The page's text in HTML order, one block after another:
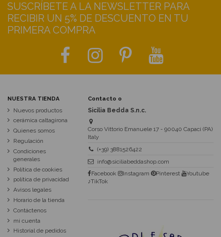
SUSCRÍBETE A LA NEWSLETTER PARA
RECIBIR UN 5% DE DESCUENTO EN TU
PRIMERA COMPRA
NUESTRA TIENDA
Nuevos productos
cerámica caltagirona
Quienes somos
Regulación
Condiciones
generales
Política de cookies
política de privacidad
Avisos legales
Horario de la tienda
Contáctenos
mi cuenta
Historial de pedidos
Contacto o
Sicilia Bedda S.n.c.
Corso Vittorio Emanuele 17 - 90040 Capaci (PA)
Italy
(+39) 3881526422
info@siciliabeddashop.com
Facebook
Instagram Pinterest
Youtube
♪TikTok